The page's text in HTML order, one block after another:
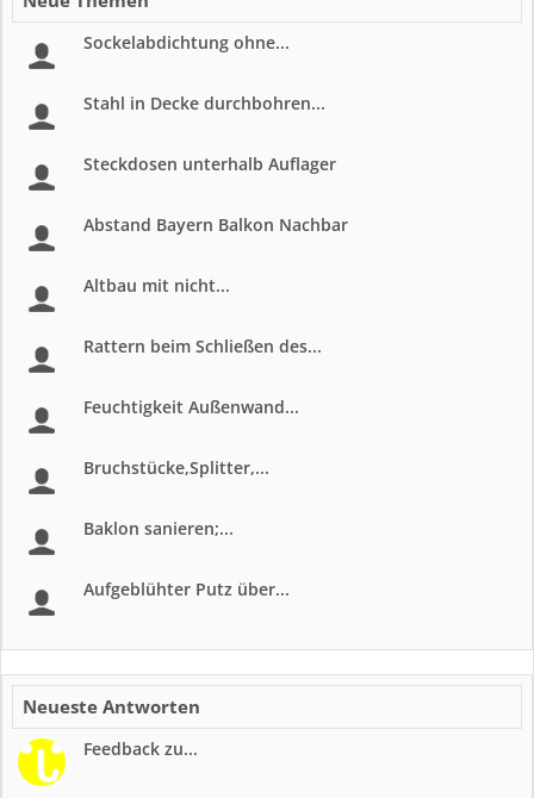
Sockelabdichtung ohne...
Stahl in Decke durchbohren...
Steckdosen unterhalb Auflager
Abstand Bayern Balkon Nachbar
Altbau mit nicht...
Rattern beim Schließen des...
Feuchtigkeit Außenwand...
Bruchstücke,Splitter,...
Baklon sanieren;...
Aufgeblühter Putz über...
Neueste Antworten
Feedback zu...